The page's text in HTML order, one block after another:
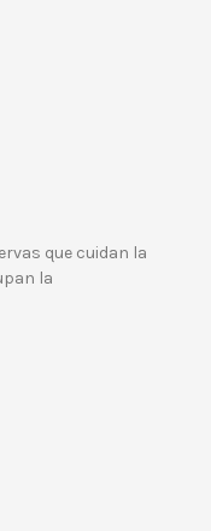
que cuidan la
la